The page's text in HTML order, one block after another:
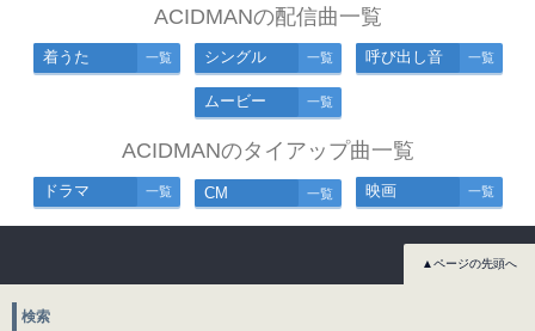
ACIDMANの配信曲一覧
着うた 一覧 シングル 一覧 呼び出し音 一覧
ムービー 一覧
ACIDMANのタイアップ曲一覧
ドラマ 一覧 CM 一覧 映画 一覧
▲ページの先頭へ
検索